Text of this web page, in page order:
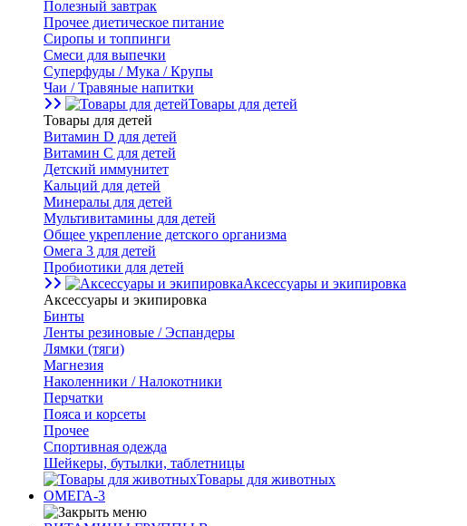
Полезный завтрак
Прочее диетическое питание
Сиропы и топпинги
Смеси для выпечки
Суперфуды / Мука / Крупы
Чаи / Травяные напитки
Товары для детей
Товары для детей
Витамин D для детей
Витамин С для детей
Детский иммунитет
Кальций для детей
Минералы для детей
Мультивитамины для детей
Общее укрепление детского организма
Омега 3 для детей
Пробиотики для детей
Аксессуары и экипировка
Аксессуары и экипировка
Бинты
Ленты резиновые / Эспандеры
Лямки (тяги)
Магнезия
Наколенники / Налокотники
Перчатки
Пояса и корсеты
Прочее
Спортивная одежда
Шейкеры, бутылки, таблетницы
Товары для животных
ОМЕГА-3